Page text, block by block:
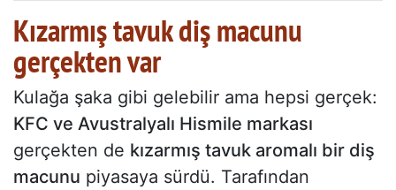
Kızarmış tavuk diş macunu
gerçekten var
Kulağa şaka gibi gelebilir ama hepsi gerçek:
KFC ve Avustralyalı Hismile markası
gerçekten de kızarmış tavuk aromalı bir diş
macunu piyasaya sürdü. Tarafından